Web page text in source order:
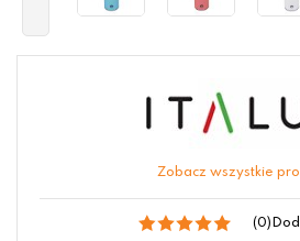
Zobacz wszystkie
(0)